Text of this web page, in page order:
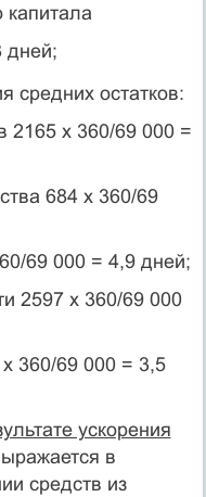
капитала
дней;
средних остатков:
2165 х 360/69 000 =
684 х 360/69
69 000 = 4,9 дней;
2597 х 360/69 000
360/69 000 = 3,5
ускорения
в
средств из